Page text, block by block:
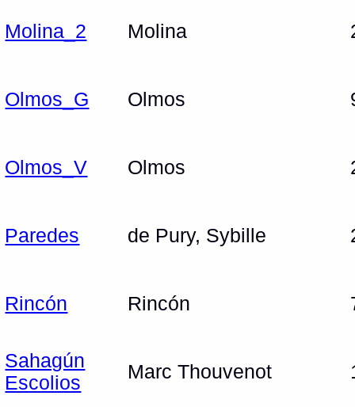
Molina_2 Molina
Olmos_G Olmos
Olmos_V Olmos
Paredes de Pury, Sybille
Rincón Rincón
Sahagún
Escolios
Marc Thouvenot